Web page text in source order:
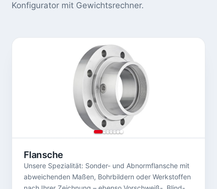
Konfigurator mit Gewichtsrechner.
Flansche
Unsere Spezialität: Sonder- und Abnormflansche mit
abweichenden Maßen, Bohrbildern oder Werkstoffen